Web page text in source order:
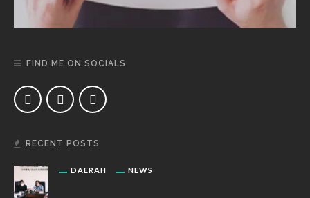
FIND ME ON SOCIALS
RECENT POSTS
DAERAH NEWS